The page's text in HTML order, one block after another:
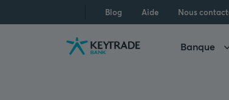
à
à
au
Blog Aide Nous
Banque